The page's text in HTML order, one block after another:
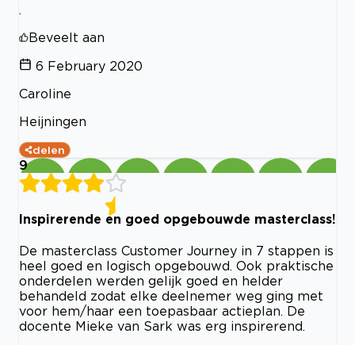
.
Beveelt aan
6 February 2020
Caroline
Heijningen
delen
9
Inspirerende en goed opgebouwde masterclass!
De masterclass Customer Journey in 7 stappen is
heel goed en logisch opgebouwd. Ook praktische
onderdelen werden gelijk goed en helder
behandeld zodat elke deelnemer weg ging met
voor hem/haar een toepasbaar actieplan. De
docente Mieke van Sark was erg inspirerend.